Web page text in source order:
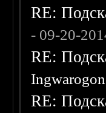
RE:
- 09-20-
RE:
Ingwarogon
RE: